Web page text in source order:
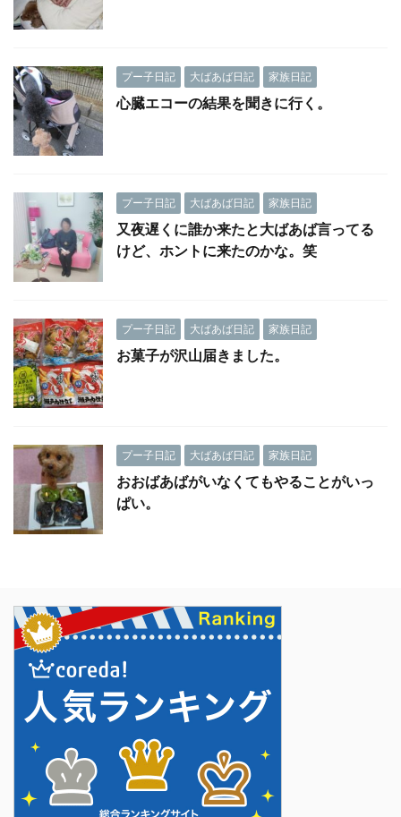
プー子日記 大ばあば日記 家族日記
心臓エコーの結果を聞きに行く。
プー子日記 大ばあば日記 家族日記
又夜遅くに誰か来たと大ばあば言ってる
けど、ホントに来たのかな。笑
プー子日記 大ばあば日記 家族日記
お菓子が沢山届きました。
プー子日記 大ばあば日記 家族日記
おおばあばがいなくてもやることがいっ
ぱい。